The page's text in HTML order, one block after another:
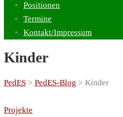
Positionen
Termine
Kontakt/Impressum
Kinder
PedES > PedES-Blog > Kinder
Projekte